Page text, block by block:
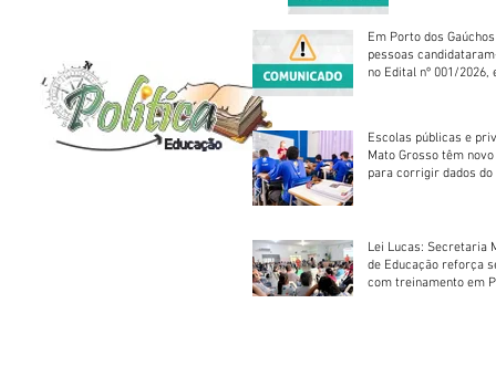
Em Porto dos
pessoas
no Edital nº 001/2026,
Escolas públicas e
Mato Grosso têm
para corrigir dados do
Lei Lucas: Secretaria
de Educação reforça
com treinamento em